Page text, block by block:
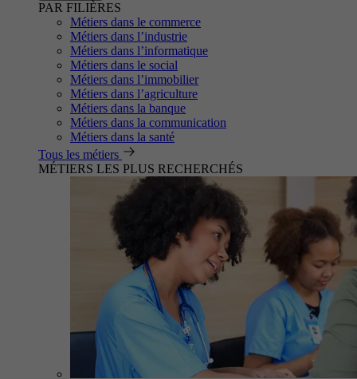
PAR FILIÈRES
Métiers dans le commerce
Métiers dans l’industrie
Métiers dans l’informatique
Métiers dans le social
Métiers dans l’immobilier
Métiers dans l’agriculture
Métiers dans la banque
Métiers dans la communication
Métiers dans la santé
Tous les métiers
MÉTIERS LES PLUS RECHERCHÉS